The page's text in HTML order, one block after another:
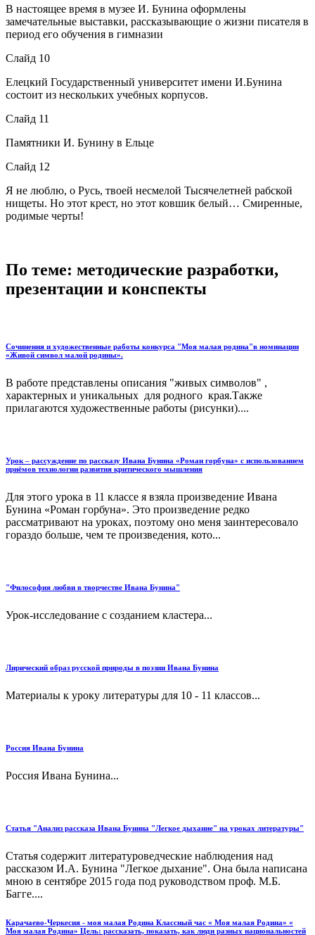
В настоящее время в музее И. Бунина оформлены
замечательные выставки, рассказывающие о жизни писателя в
период его обучения в гимназии
Слайд 10
Елецкий Государственный университет имени И.Бунина
состоит из нескольких учебных корпусов.
Слайд 11
Памятники И. Бунину в Ельце
Слайд 12
Я не люблю, о Русь, твоей несмелой Тысячелетней рабской
нищеты. Но этот крест, но этот ковшик белый… Смиренные,
родимые черты!
По теме: методические разработки,
презентации и конспекты
Сочинения и художественные работы конкурса "Моя малая родина"в номинации
«Живой символ малой родины».
В работе представлены описания "живых символов" ,
характерных и уникальных для родного края.Также
прилагаются художественные работы (рисунки)....
Урок – рассуждение по рассказу Ивана Бунина «Роман горбуна» с использованием
приёмов технологии развития критического мышления
Для этого урока в 11 классе я взяла произведение Ивана
Бунина «Роман горбуна». Это произведение редко
рассматривают на уроках, поэтому оно меня заинтересовало
гораздо больше, чем те произведения, кото...
"Философия любви в творчестве Ивана Бунина"
Урок-исследование с созданием кластера...
Лирический образ русской природы в поэзии Ивана Бунина
Материалы к уроку литературы для 10 - 11 классов...
Россия Ивана Бунина
Россия Ивана Бунина...
Статья "Анализ рассказа Ивана Бунина "Легкое дыхание" на уроках литературы"
Статья содержит литературоведческие наблюдения над
рассказом И.А. Бунина "Легкое дыхание". Она была написана
мною в сентябре 2015 года под руководством проф. М.Б.
Багге....
Карачаево-Черкесия - моя малая Родина Классный час « Моя малая Родина» «
Моя малая Родина» Цель: рассказать, показать, как люди разных национальностей